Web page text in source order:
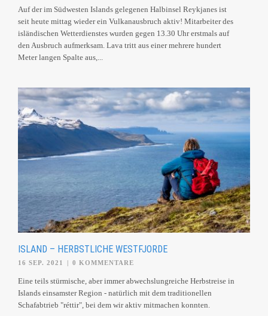
Auf der im Südwesten Islands gelegenen Halbinsel Reykjanes ist
seit heute mittag wieder ein Vulkanausbruch aktiv! Mitarbeiter des
isländischen Wetterdienstes wurden gegen 13.30 Uhr erstmals auf
den Ausbruch aufmerksam. Lava tritt aus einer mehrere hundert
Meter langen Spalte aus,...
ISLAND – HERBSTLICHE WESTFJORDE
16 SEP. 2021 0 KOMMENTARE
Eine teils stürmische, aber immer abwechslungreiche Herbstreise in
Islands einsamster Region - natürlich mit dem traditionellen
Schafabtrieb "réttir", bei dem wir aktiv mitmachen konnten.